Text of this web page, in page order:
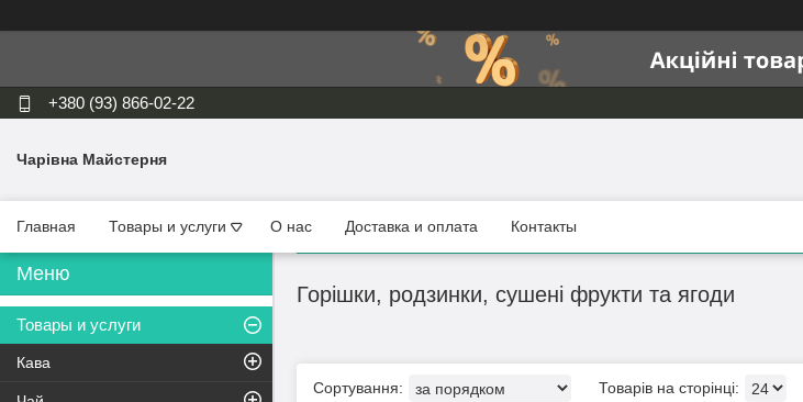
+380 (93) 866-02-22
Чарівна Майстерня
Главная Товары и услуги О нас Доставка и оплата Контакты
Горішки, родзинки, сушені фрукти та ягоди
Товары и услуги
Кава